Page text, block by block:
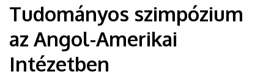
DEBRECENI
EGYETEM
Tudományos szimpózium
az Angol-Amerikai
Intézetben